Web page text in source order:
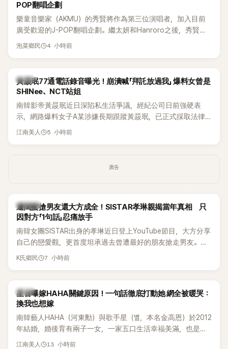
POP翻唱企劃
樂童音樂家（AKMU）的秀賢將作為第三位演唱者，加入目前
廣受歡迎的J-POP翻唱企劃。繼太妍和Hanroro之後，秀賢已
獲選為第三首翻唱歌曲的主唱，並於近期完成錄音。
泡菜鄉民 4 小時前
韓星
黃晸珉77通電話錄音曝光！崩潰喊「拜託放過我」 爆料女曾是
SHINee、NCT站姐
南韓影帝黃晸珉近日深陷私生活爭議，經紀公司日前強硬表
示，網路爆料女子A某涉嫌長期跟蹤黃晸珉，已正式採取法律
行動。不過，A並未停止發聲，持續透過社群平台公開爆料，反
像團體的「站姐」，事件持續延燒。
江南美人 5 小時前
廣告
K-POP
遭閨蜜搶男友還大方成全！SISTAR孝琳親揭當年真相 只
因對方「1句話」忍痛放手
南韓女團SISTAR出身的孝琳近日登上YouTube節目，大方分享
自己的戀愛觀，更首度坦承過去曾遭最好的朋友搶走男友。她
表示，當時選擇瀟灑放手，但如果同樣的事情現在再發生，「我
K氏鄉民 7 小時前
韓星
星首曝嫁HAHA關鍵原因！一句話徹底打動她 網全被暖哭：
換我也想嫁
南韓藝人HAHA（河東勳）與歌手星（별，本名金高恩）於2012
年結婚，婚後育有兩子一女，一家五口生活幸福美滿，也是韓
國演藝圈公認的模範夫妻。近日，星首度公開當年決定嫁給
江南美人 13 小時前